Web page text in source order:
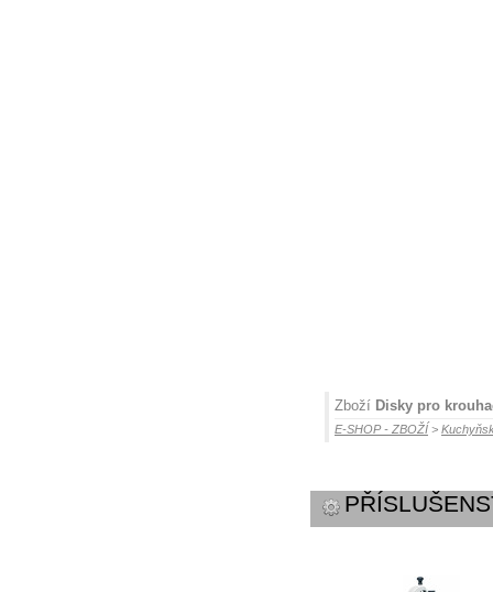
Zboží Disky pro
E-SHOP - ZBOŽÍ >